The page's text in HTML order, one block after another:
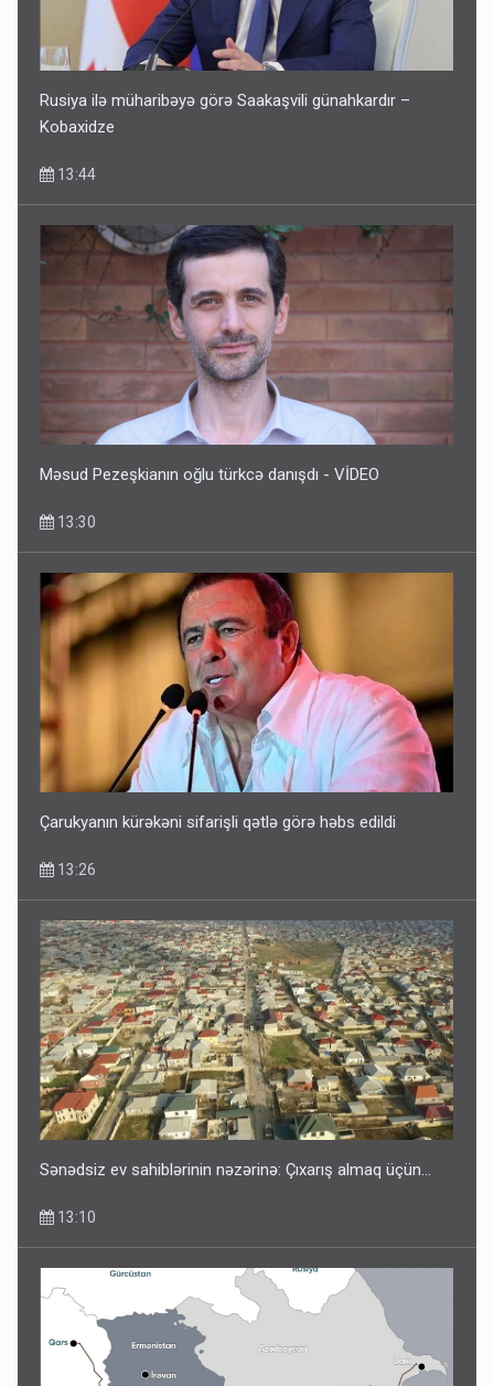
Sənədsiz ev sahiblərinin nəzərinə: Çıxarış almaq üçün...
13:10
Keçmiş nazirin mənsub olduğu nəslin 6 min yaşı var?
12:56
Britaniya Səfirliyi Vaşinqton razılaşmasının ildönümü ilə
bağlı bəyanat yaydı
12:50
Rusiya ilə müharibəyə görə Saakaşvili günahkardır –
Kobaxidze
13:44
Məsud Pezeşkianın oğlu türkcə danışdı - VİDEO
13:30
Çarukyanın kürəkəni sifarişli qətlə görə həbs edildi
13:26
Sənədsiz ev sahiblərinin nəzərinə: Çıxarış almaq üçün...
13:10